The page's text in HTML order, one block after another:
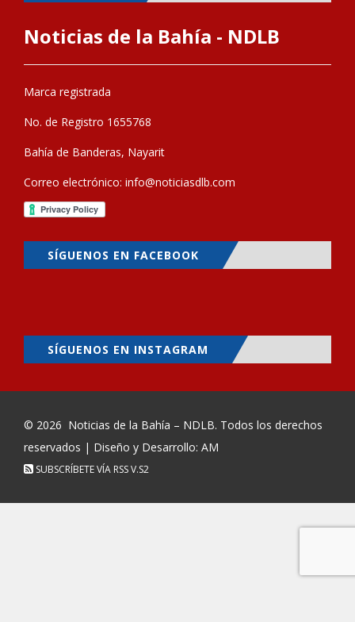
Noticias de la Bahía - NDLB
Marca registrada
No. de Registro 1655768
Bahía de Banderas, Nayarit
Correo electrónico: info@noticiasdlb.com
SÍGUENOS EN FACEBOOK
SÍGUENOS EN INSTAGRAM
© 2026 Noticias de la Bahía – NDLB. Todos los derechos
reservados | Diseño y Desarrollo: AM
SUBSCRÍBETE VÍA RSSV.S2